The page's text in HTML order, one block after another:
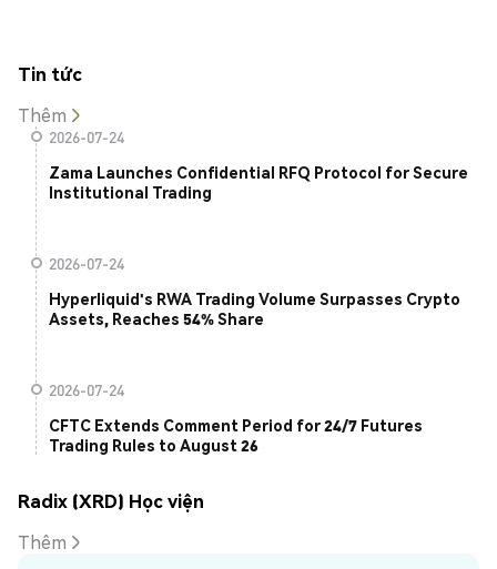
Tin tức
Thêm
2026-07-24
Zama Launches Confidential RFQ Protocol for Secure
Institutional Trading
2026-07-24
Hyperliquid's RWA Trading Volume Surpasses Crypto
Assets, Reaches 54% Share
2026-07-24
CFTC Extends Comment Period for 24/7 Futures
Trading Rules to August 26
Radix (XRD) Học viện
Thêm